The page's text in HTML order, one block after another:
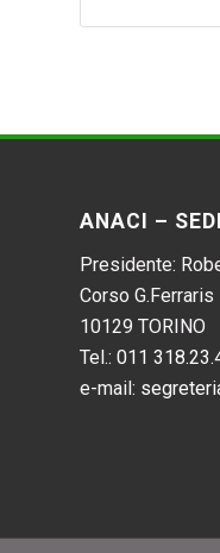
ANACI –
Presidente:
Corso G.Ferraris
10129 TORINO
Tel.: 011
e-mail: